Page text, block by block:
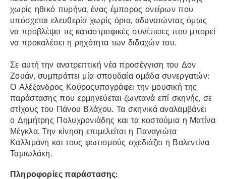
χωρίς ηθικό πυρήνα, ένας έμπορος ονείρων που
υπόσχεται ελευθερία χωρίς όρια, αδυνατώντας όμως
να προβλέψει τις καταστροφικές συνέπειες που μπορεί
να προκαλέσει η ρηχότητα των διδαχών του.
Σε αυτή την ανατρεπτική νέα προσέγγιση του Δον
Ζουάν, συμπράττει μία σπουδαία ομάδα συνεργατών:
Ο Αλέξανδρος Κούροςυπογράφει την μουσική της
παράστασης που ερμηνεύεται ζωντανά επί σκηνής, σε
στίχους του Πάνου Βλάχου. Τα σκηνικά αναλαμβάνει
ο Δημήτρης Πολυχρονιάδης και τα κοστούμια η Ματίνα
Μέγκλα. Την κίνηση επιμελείται η Παναγιώτα
Καλλιμάνη και τους φωτισμούς σχεδιάζει η Βαλεντίνα
Ταμιωλάκη.
Πληροφορίες παράστασης: